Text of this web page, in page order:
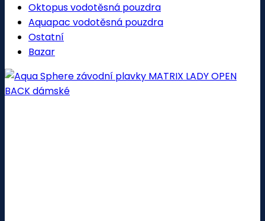
Oktopus vodotěsná pouzdra
Aquapac vodotěsná pouzdra
Ostatní
Bazar